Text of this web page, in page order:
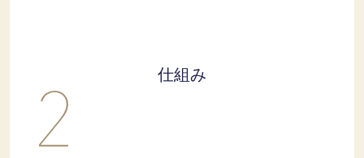
仕組み